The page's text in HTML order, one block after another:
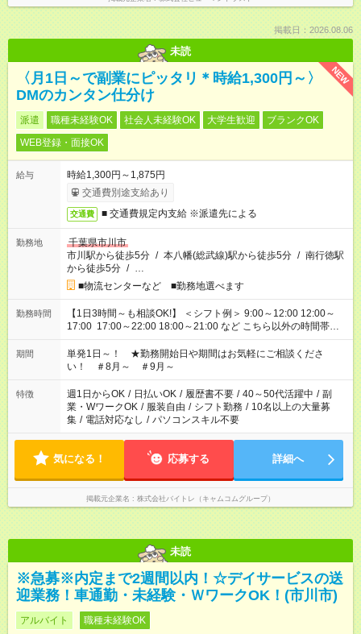
掲載日：2026.08.06
未読
NEW
〈月1日～で副業にピッタリ＊時給1,300円～〉
DMのカンタン仕分け
派遣 職種未経験OK 社会人未経験OK 大学生歓迎
ブランクOK
WEB登録・面接OK
給与
時給1,300円～1,875円
交通費別途支給あり
交通費 ■ 交通費規定内支給 ※派遣先による
勤務地
千葉県市川市
市川駅から徒歩5分 / 本八幡(総武線)駅から徒歩5分 / 南行徳駅
から徒歩5分 / …
■物流センターなど ■勤務地選べます
勤務時間
【1日3時間～も相談OK!】 ＜シフト例＞ 9:00～12:00 12:00～
17:00 17:00～22:00 18:00～21:00 など こちら以外の時間帯も
お気軽にご相談ください！
期間
単発1日～！ ★勤務開始日や期間はお気軽にご相談くださ
い！ ＃8月～ ＃9月～
特徴 週1日からOK / 日払いOK / 履歴書不要 / 40～50代活躍中 / 副
業・WワークOK / 服装自由 / シフト勤務 / 10名以上の大量募
集 / 電話対応なし / パソコンスキル不要
気になる！ 応募する 詳細へ
掲載元企業名 株式会社バイトレ（キャムコムグループ）
未読
※急募※内定まで2週間以内！☆デイサービスの送
迎業務！車通勤・未経験・ＷワークOK！(市川市)
アルバイト 職種未経験OK